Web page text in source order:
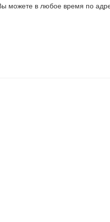
можете в любое время по